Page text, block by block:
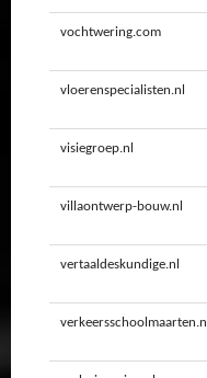
vochtwering.com
vloerenspecialisten.nl
visiegroep.nl
villaontwerp-bouw.nl
vertaaldeskundige.nl
verkeersschoolmaarten.nl